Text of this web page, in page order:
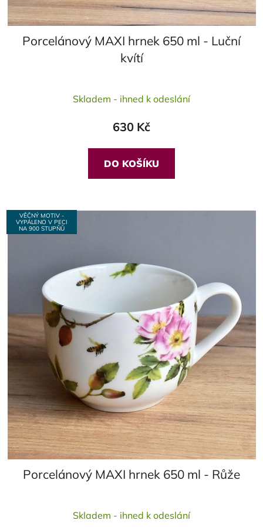
Porcelánový MAXI hrnek 650 ml - Luční
kvítí
hodnocení
je
5,0
z
5
Skladem - ihned k odeslání
630 Kč
DO KOŠÍKU
VĚČNÝ MOTIV -
VYPÁLENO V PECI
NA 900 STUPŇŮ
Porcelánový MAXI hrnek 650 ml - Růže
hodnocení
Skladem - ihned k odeslání